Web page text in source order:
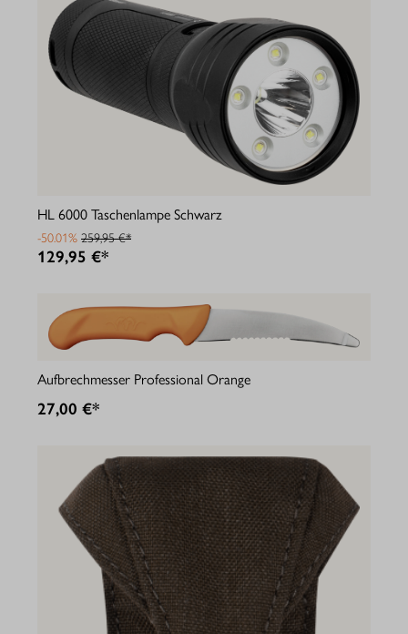
HL 6000 Taschenlampe Schwarz
-50.01% 259,95 €*
129,95 €*
Aufbrechmesser Professional Orange
27,00 €*